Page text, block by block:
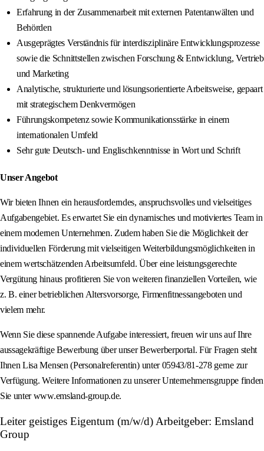
Erfahrung in der Zusammenarbeit mit externen Patentanwälten und
Behörden
Ausgeprägtes Verständnis für interdisziplinäre Entwicklungsprozesse
sowie die Schnittstellen zwischen Forschung & Entwicklung, Vertrieb
und Marketing
Analytische, strukturierte und lösungsorientierte Arbeitsweise, gepaart
mit strategischem Denkvermögen
Führungskompetenz sowie Kommunikationsstärke in einem
internationalen Umfeld
Sehr gute Deutsch- und Englischkenntnisse in Wort und Schrift
Unser Angebot
Wir bieten Ihnen ein herausforderndes, anspruchsvolles und vielseitiges
Aufgabengebiet. Es erwartet Sie ein dynamisches und motiviertes Team in
einem modernen Unternehmen. Zudem haben Sie die Möglichkeit der
individuellen Förderung mit vielseitigen Weiterbildungsmöglichkeiten in
einem wertschätzenden Arbeitsumfeld. Über eine leistungsgerechte
Vergütung hinaus profitieren Sie von weiteren finanziellen Vorteilen, wie
z. B. einer betrieblichen Altersvorsorge, Firmenfitnessangeboten und
vielem mehr.
Wenn Sie diese spannende Aufgabe interessiert, freuen wir uns auf Ihre
aussagekräftige Bewerbung über unser Bewerberportal. Für Fragen steht
Ihnen Lisa Mensen (Personalreferentin) unter 05943/81-278 gerne zur
Verfügung. Weitere Informationen zu unserer Unternehmensgruppe finden
Sie unter www.emsland-group.de.
Leiter geistiges Eigentum (m/w/d) Arbeitgeber: Emsland
Group